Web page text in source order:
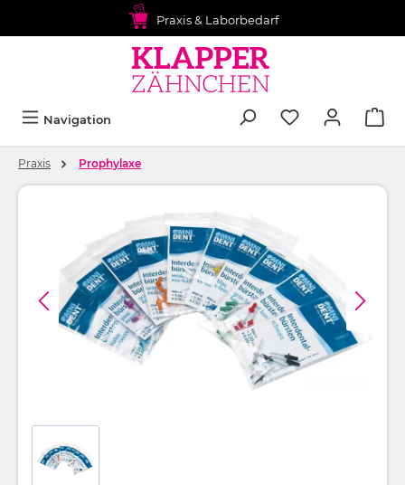
Praxis & Laborbedarf
Navigation
Praxis Prophylaxe